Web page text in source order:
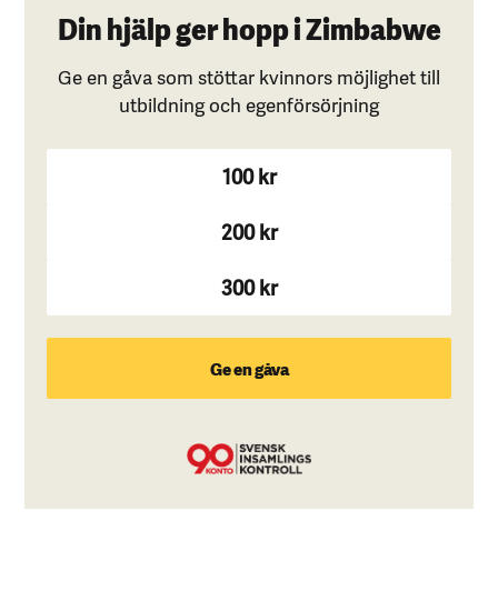
Din hjälp ger hopp i Zimbabwe
Ge en gåva som stöttar kvinnors möjlighet till
utbildning och egenförsörjning
100 kr
200 kr
300 kr
Ge en gåva